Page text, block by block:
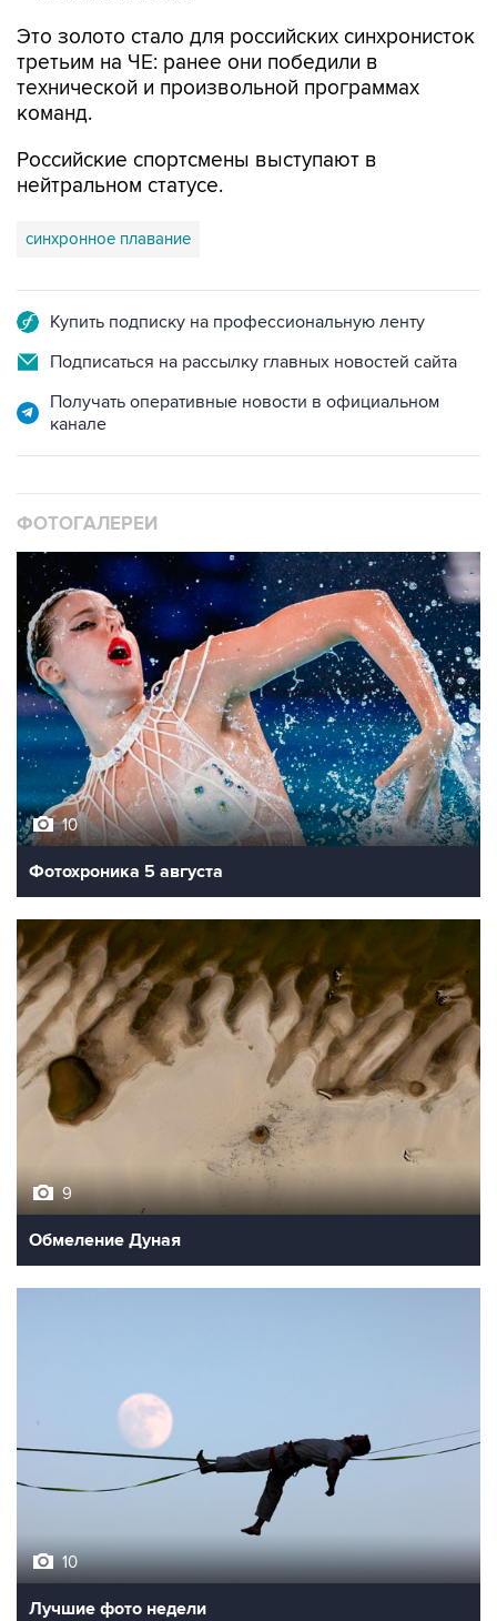
Это золото стало для российских синхронисток
третьим на ЧЕ: ранее они победили в
технической и произвольной программах
команд.
Российские спортсмены выступают в
нейтральном статусе.
синхронное плавание
Купить подписку на профессиональную ленту
Подписаться на рассылку главных новостей сайта
Получать оперативные новости в официальном
канале
ФОТОГАЛЕРЕИ
10
Фотохроника 5 августа
9
Обмеление Дуная
10
Лучшие фото недели